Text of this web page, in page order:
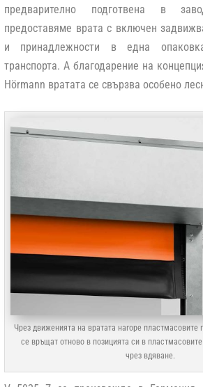
предварително подготвена в
предоставяме врата с включен
и принадлежности в една
транспорта. А благодарение на
Hörmann вратата се свързва особено
Чрез движенията на вратата нагоре пластмасовите
се връщат отново в позицията си в
чрез вдяване.